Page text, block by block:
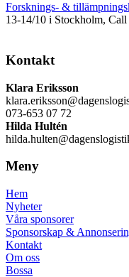
Forsknings- &
13-14/10 i Stockholm, Call
Kontakt
Klara Eriksson
073-653 07 72
Hilda Hultén
Meny
Hem
Nyheter
Våra sponsorer
Sponsorskap &
Kontakt
Om oss
Bossa